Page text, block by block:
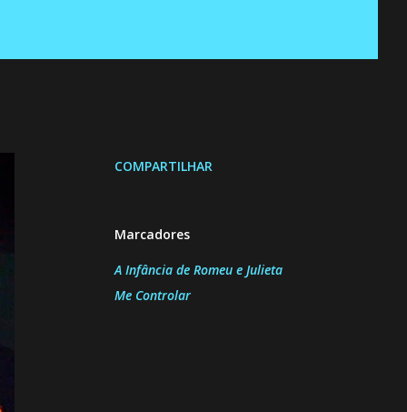
COMPARTILHAR
Marcadores
A Infância de Romeu e Julieta
Me Controlar